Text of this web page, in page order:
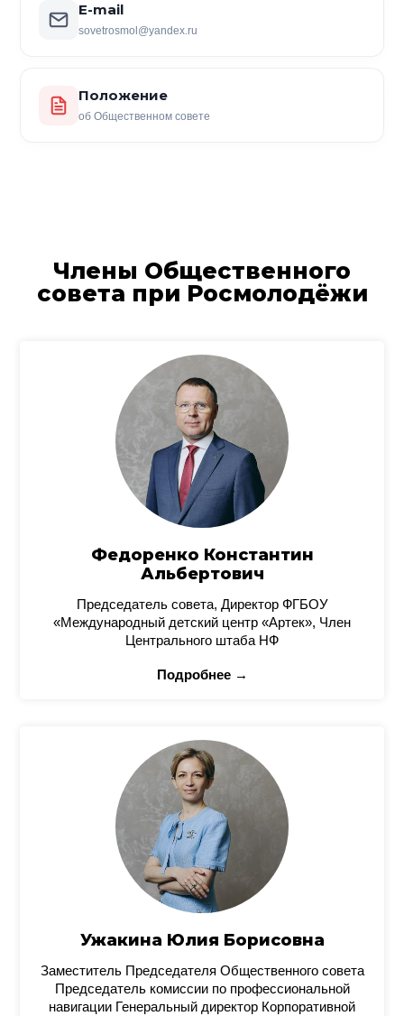
E-mail
sovetrosmol@yandex.ru
Положение
об Общественном совете
Члены Общественного
совета при Росмолодёжи
Федоренко Константин
Альбертович
Председатель совета, Директор ФГБОУ
«Международный детский центр «Артек», Член
Центрального штаба НФ
Подробнее →
Ужакина Юлия Борисовна
Заместитель Председателя Общественного совета
Председатель комиссии по профессиональной
навигации Генеральный директор Корпоративной